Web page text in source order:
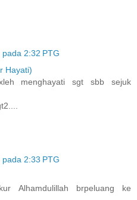
2:32 PTG
Hayati)
menghayati sgt sbb sejuk
2:33 PTG
Alhamdulillah brpeluang ke